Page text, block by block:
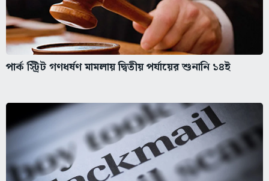
পার্ক স্ট্রিট গণধর্ষণ মামলায় দ্বিতীয় পর্যায়ের শুনানি ১৪ই